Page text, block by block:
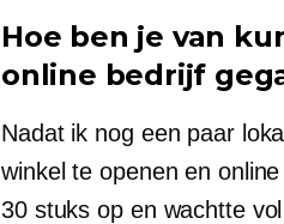
Hoe ben je van
online bedrijf
Nadat ik nog een paar
winkel te openen en
30 stuks op en wachtte